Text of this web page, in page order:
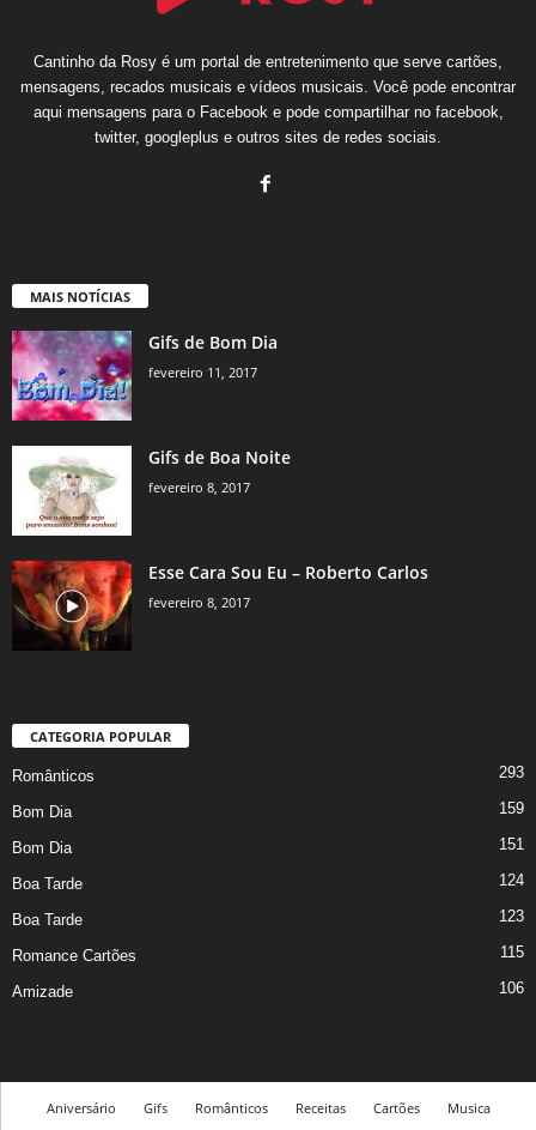
Cantinho da Rosy é um portal de entretenimento que serve cartões,
mensagens, recados musicais e vídeos musicais. Você pode encontrar
aqui mensagens para o Facebook e pode compartilhar no facebook,
twitter, googleplus e outros sites de redes sociais.
MAIS NOTÍCIAS
Gifs de Bom Dia
fevereiro 11, 2017
Gifs de Boa Noite
fevereiro 8, 2017
Esse Cara Sou Eu – Roberto Carlos
fevereiro 8, 2017
CATEGORIA POPULAR
Românticos 293
Bom Dia 159
Bom Dia 151
Boa Tarde 124
Boa Tarde 123
Romance Cartões 115
Amizade 106
Aniversário Gifs Românticos Receitas Cartões
Musica